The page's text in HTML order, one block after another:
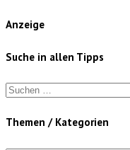
Anzeige
Suche in allen Tipps
Suchen
Themen / Kategorien